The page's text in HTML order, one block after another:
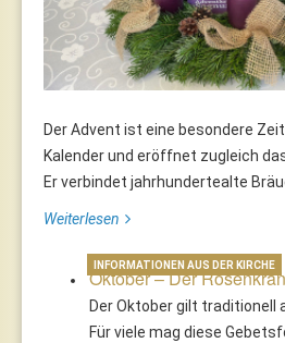
Der Advent ist eine besondere
Kalender und eröffnet zugleich
Er verbindet jahrhundertealte
Weiterlesen
Oktober – Der
Der Oktober gilt traditionell
Für viele mag diese
INFORMATIONEN AUS DER KIRCHE